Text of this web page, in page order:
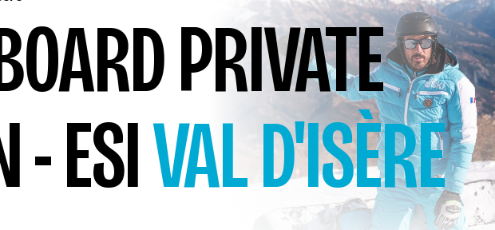
PRIVATE
- ESIVAL D'ISÈRE